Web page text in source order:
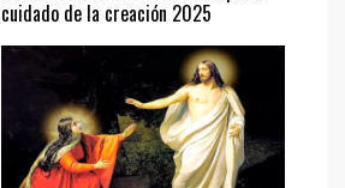
cuidado de la creación 2025